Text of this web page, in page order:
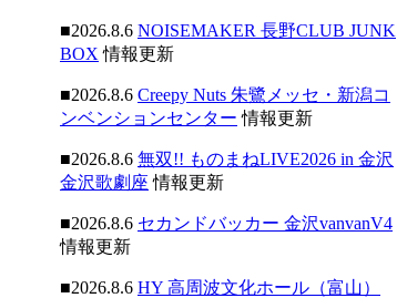
■2026.8.6 NOISEMAKER 長野CLUB JUNK
BOX 情報更新
■2026.8.6 Creepy Nuts 朱鷺メッセ・新潟コ
ンベンションセンター 情報更新
■2026.8.6 無双!! ものまねLIVE2026 in 金沢
金沢歌劇座 情報更新
■2026.8.6 セカンドバッカー 金沢vanvanV4
情報更新
■2026.8.6 HY 高周波文化ホール（富山）